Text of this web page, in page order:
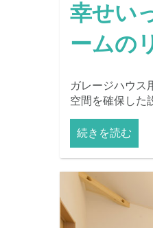
幸せい
ームの
ガレージハウス
空間を確保した
続きを読む